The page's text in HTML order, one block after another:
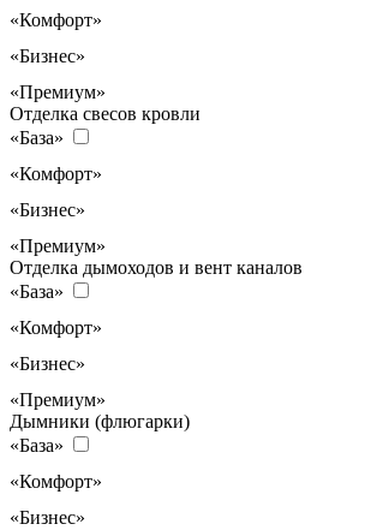
«Комфорт»
«Бизнес»
«Премиум»
Отделка свесов кровли
«База»
«Комфорт»
«Бизнес»
«Премиум»
Отделка дымоходов и вент каналов
«База»
«Комфорт»
«Бизнес»
«Премиум»
Дымники (флюгарки)
«База»
«Комфорт»
«Бизнес»